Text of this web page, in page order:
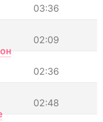
03:36
02:09
02:36
02:48